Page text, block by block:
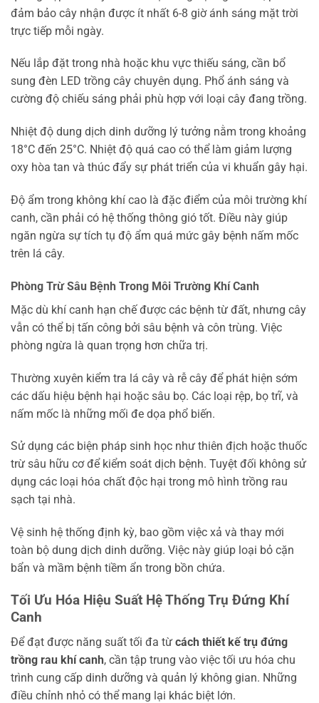
đảm bảo cây nhận được ít nhất 6-8 giờ ánh sáng mặt trời
trực tiếp mỗi ngày.
Nếu lắp đặt trong nhà hoặc khu vực thiếu sáng, cần bổ
sung đèn LED trồng cây chuyên dụng. Phổ ánh sáng và
cường độ chiếu sáng phải phù hợp với loại cây đang trồng.
Nhiệt độ dung dịch dinh dưỡng lý tưởng nằm trong khoảng
18°C đến 25°C. Nhiệt độ quá cao có thể làm giảm lượng
oxy hòa tan và thúc đẩy sự phát triển của vi khuẩn gây hại.
Độ ẩm trong không khí cao là đặc điểm của môi trường khí
canh, cần phải có hệ thống thông gió tốt. Điều này giúp
ngăn ngừa sự tích tụ độ ẩm quá mức gây bệnh nấm mốc
trên lá cây.
Phòng Trừ Sâu Bệnh Trong Môi Trường Khí Canh
Mặc dù khí canh hạn chế được các bệnh từ đất, nhưng cây
vẫn có thể bị tấn công bởi sâu bệnh và côn trùng. Việc
phòng ngừa là quan trọng hơn chữa trị.
Thường xuyên kiểm tra lá cây và rễ cây để phát hiện sớm
các dấu hiệu bệnh hại hoặc sâu bọ. Các loại rệp, bọ trĩ, và
nấm mốc là những mối đe dọa phổ biến.
Sử dụng các biện pháp sinh học như thiên địch hoặc thuốc
trừ sâu hữu cơ để kiểm soát dịch bệnh. Tuyệt đối không sử
dụng các loại hóa chất độc hại trong mô hình trồng rau
sạch tại nhà.
Vệ sinh hệ thống định kỳ, bao gồm việc xả và thay mới
toàn bộ dung dịch dinh dưỡng. Việc này giúp loại bỏ cặn
bẩn và mầm bệnh tiềm ẩn trong bồn chứa.
Tối Ưu Hóa Hiệu Suất Hệ Thống Trụ Đứng Khí
Canh
Để đạt được năng suất tối đa từ cách thiết kế trụ đứng
trồng rau khí canh, cần tập trung vào việc tối ưu hóa chu
trình cung cấp dinh dưỡng và quản lý không gian. Những
điều chỉnh nhỏ có thể mang lại khác biệt lớn.